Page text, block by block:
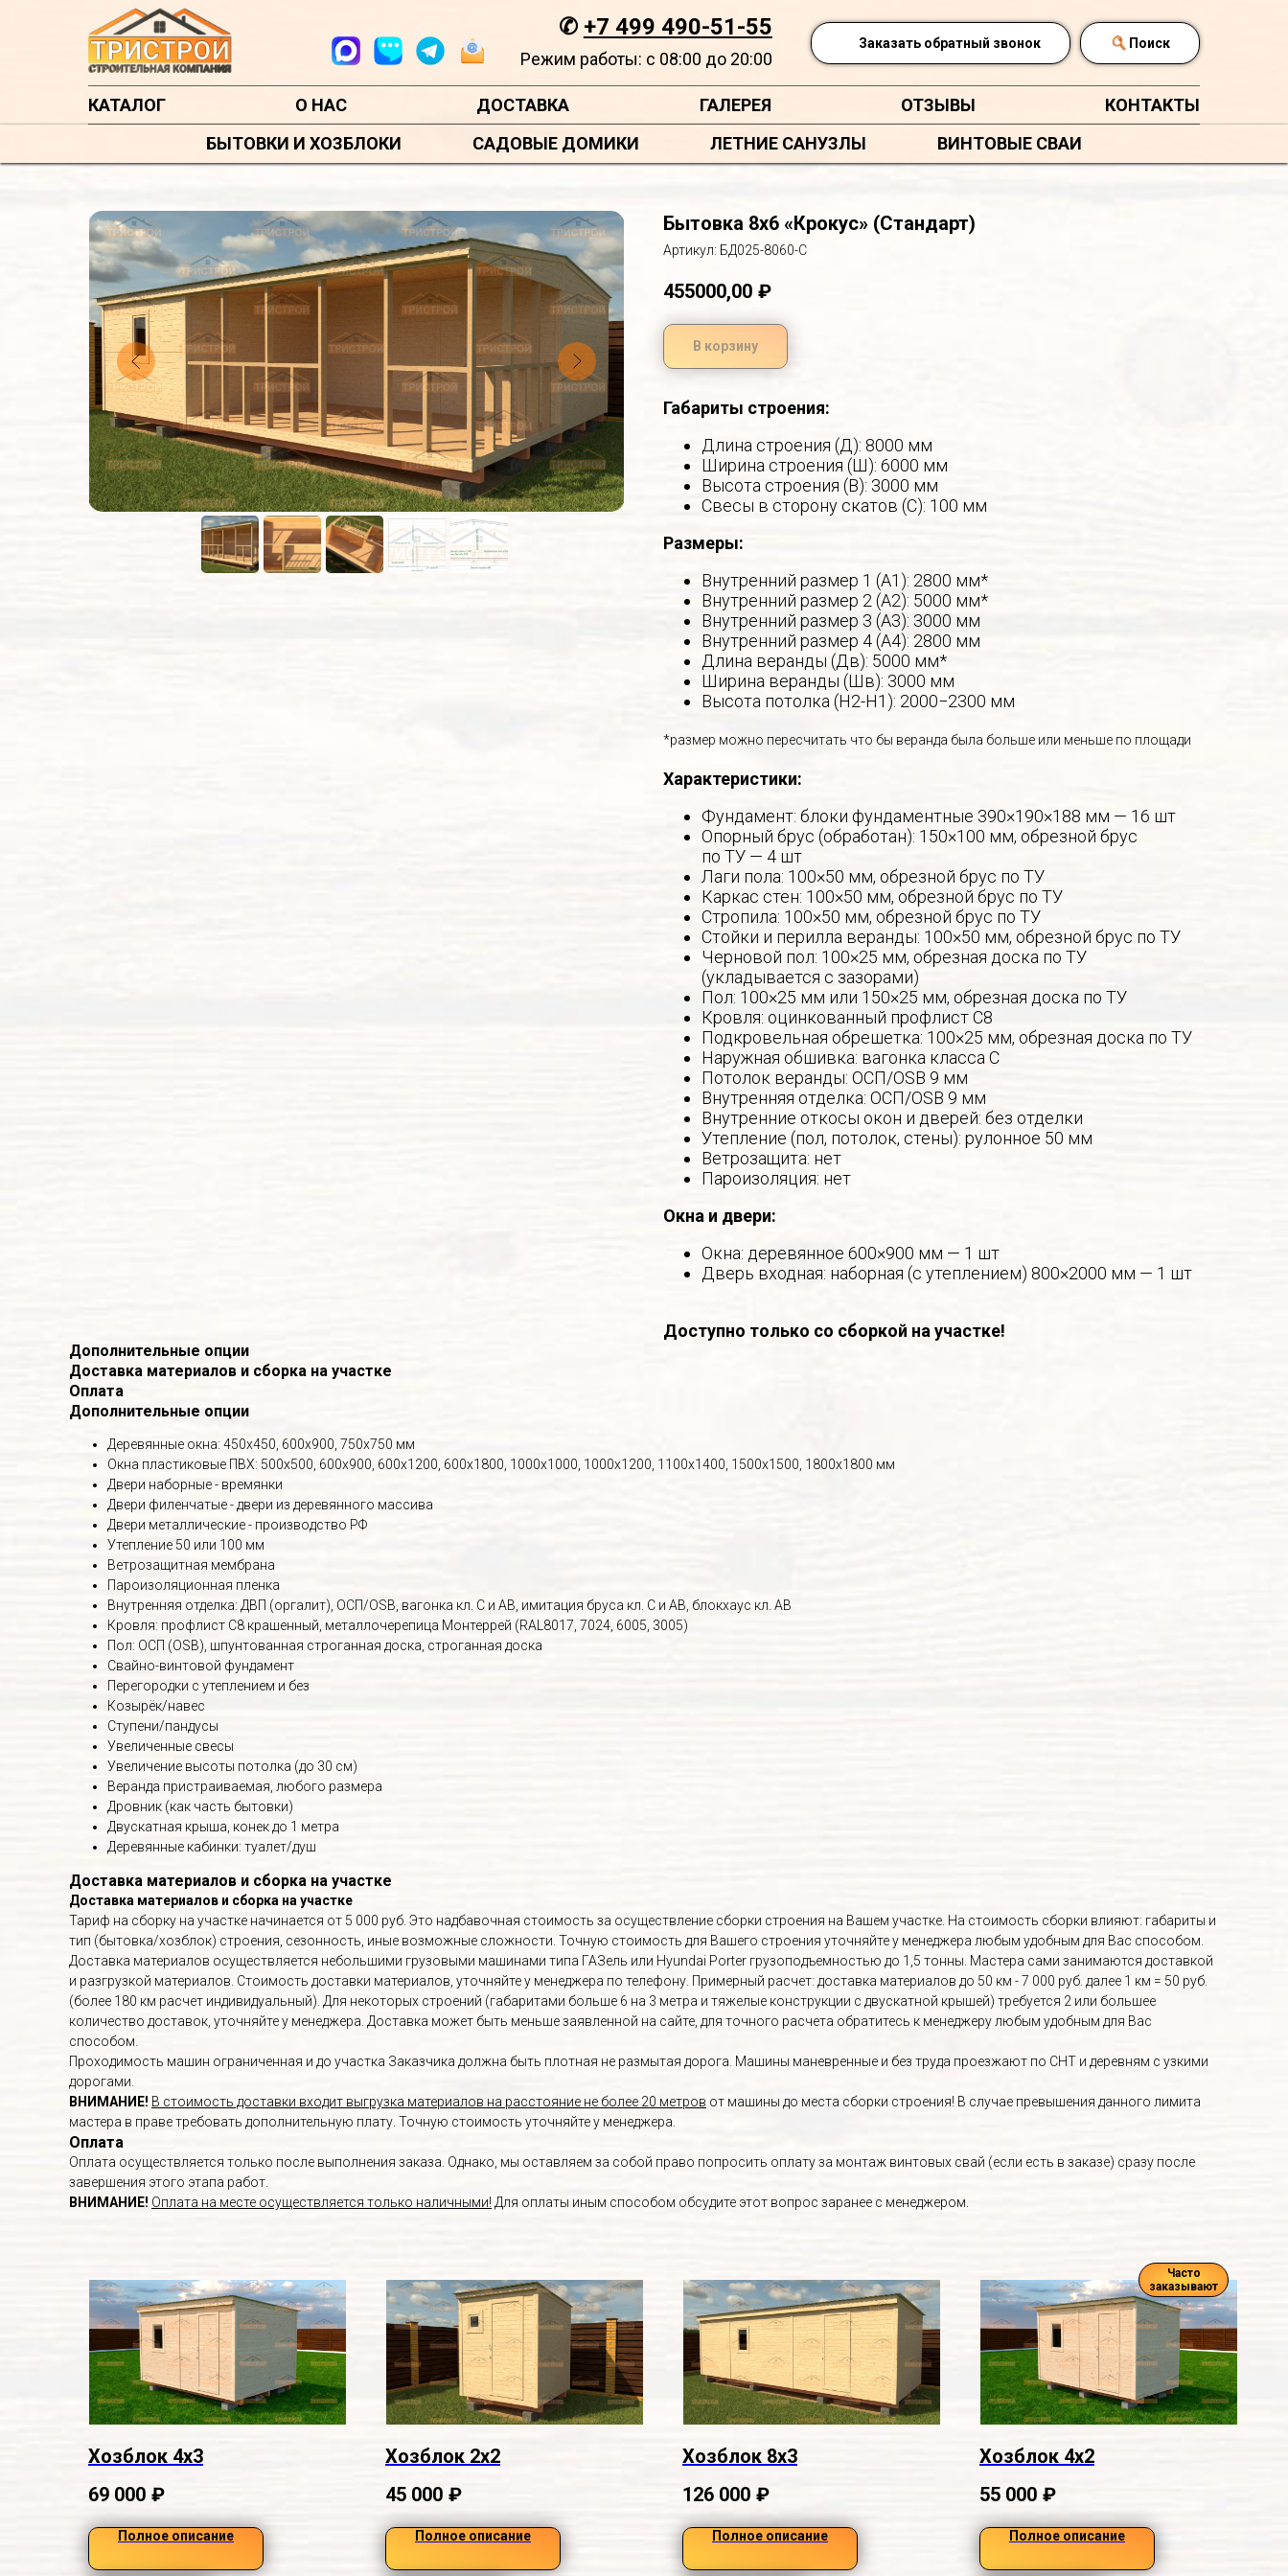
✆ +7 499 490-51-55
Режим работы: с 08:00 до 20:00
Заказать обратный звонок Поиск
КАТАЛОГ О НАС ДОСТАВКА ГАЛЕРЕЯ ОТЗЫВЫ
КОНТАКТЫ
БЫТОВКИ И ХОЗБЛОКИ
САДОВЫЕ ДОМИКИ ЛЕТНИЕ САНУЗЛЫ ВИНТОВЫЕ СВАИ
Бытовка 8х6 «Крокус» (Стандарт)
Артикул: БД025-8060-С
455000,00 ₽
В корзину
Габариты строения:
Длина строения (Д): 8000 мм
Ширина строения (Ш): 6000 мм
Высота строения (В): 3000 мм
Свесы в сторону скатов (С): 100 мм
Размеры:
Внутренний размер 1 (А1): 2800 мм*
Внутренний размер 2 (А2): 5000 мм*
Внутренний размер 3 (А3): 3000 мм
Внутренний размер 4 (А4): 2800 мм
Длина веранды (Дв): 5000 мм*
Ширина веранды (Шв): 3000 мм
Высота потолка (Н2-Н1): 2000−2300 мм
*размер можно пересчитать что бы веранда была больше или меньше по площади
Характеристики:
Фундамент: блоки фундаментные 390×190×188 мм — 16 шт
Опорный брус (обработан): 150×100 мм, обрезной брус
по ТУ — 4 шт
Лаги пола: 100×50 мм, обрезной брус по ТУ
Каркас стен: 100×50 мм, обрезной брус по ТУ
Стропила: 100×50 мм, обрезной брус по ТУ
Стойки и перилла веранды: 100×50 мм, обрезной брус по ТУ
Черновой пол: 100×25 мм, обрезная доска по ТУ
(укладывается с зазорами)
Пол: 100×25 мм или 150×25 мм, обрезная доска по ТУ
Кровля: оцинкованный профлист С8
Подкровельная обрешетка: 100×25 мм, обрезная доска по ТУ
Наружная обшивка: вагонка класса С
Потолок веранды: ОСП/OSB 9 мм
Внутренняя отделка: ОСП/OSB 9 мм
Внутренние откосы окон и дверей: без отделки
Утепление (пол, потолок, стены): рулонное 50 мм
Ветрозащита: нет
Пароизоляция: нет
Окна и двери:
Окна: деревянное 600×900 мм — 1 шт
Дверь входная: наборная (с утеплением) 800×2000 мм — 1 шт
Доступно только со сборкой на участке!
Дополнительные опции
Доставка материалов и сборка на участке
Оплата
Дополнительные опции
Деревянные окна: 450х450, 600х900, 750х750 мм
Окна пластиковые ПВХ: 500х500, 600х900, 600х1200, 600х1800, 1000х1000, 1000х1200, 1100х1400, 1500х1500, 1800х1800 мм
Двери наборные - времянки
Двери филенчатые - двери из деревянного массива
Двери металлические - производство РФ
Утепление 50 или 100 мм
Ветрозащитная мембрана
Пароизоляционная пленка
Внутренняя отделка: ДВП (оргалит), ОСП/OSB, вагонка кл. С и АВ, имитация бруса кл. С и АВ, блокхаус кл. АВ
Кровля: профлист С8 крашенный, металлочерепица Монтеррей (RAL8017, 7024, 6005, 3005)
Пол: ОСП (OSB), шпунтованная строганная доска, строганная доска
Свайно-винтовой фундамент
Перегородки с утеплением и без
Козырёк/навес
Ступени/пандусы
Увеличенные свесы
Увеличение высоты потолка (до 30 см)
Веранда пристраиваемая, любого размера
Дровник (как часть бытовки)
Двускатная крыша, конек до 1 метра
Деревянные кабинки: туалет/душ
Доставка материалов и сборка на участке
Доставка материалов и сборка на участке
Тариф на сборку на участке начинается от 5 000 руб. Это надбавочная стоимость за осуществление сборки строения на Вашем участке. На стоимость сборки влияют: габариты и
тип (бытовка/хозблок) строения, сезонность, иные возможные сложности. Точную стоимость для Вашего строения уточняйте у менеджера любым удобным для Вас способом.
Доставка материалов осуществляется небольшими грузовыми машинами типа ГАЗель или Hyundai Porter грузоподъемностью до 1,5 тонны. Мастера сами занимаются доставкой
и разгрузкой материалов. Стоимость доставки материалов, уточняйте у менеджера по телефону. Примерный расчет: доставка материалов до 50 км - 7 000 руб. далее 1 км = 50 руб.
(более 180 км расчет индивидуальный). Для некоторых строений (габаритами больше 6 на 3 метра и тяжелые конструкции с двускатной крышей) требуется 2 или большее
количество доставок, уточняйте у менеджера. Доставка может быть меньше заявленной на сайте, для точного расчета обратитесь к менеджеру любым удобным для Вас
способом.
Проходимость машин ограниченная и до участка Заказчика должна быть плотная не размытая дорога. Машины маневренные и без труда проезжают по СНТ и деревням с узкими
дорогами.
ВНИМАНИЕ! В стоимость доставки входит выгрузка материалов на расстояние не более 20 метров от машины до места сборки строения! В случае превышения данного лимита
мастера в праве требовать дополнительную плату. Точную стоимость уточняйте у менеджера.
Оплата
Оплата осуществляется только после выполнения заказа. Однако, мы оставляем за собой право попросить оплату за монтаж винтовых свай (если есть в заказе) сразу после
завершения этого этапа работ.
ВНИМАНИЕ! Оплата на месте осуществляется только наличными! Для оплаты иным способом обсудите этот вопрос заранее с менеджером.
Хозблок 4х3
69 000 ₽
Полное описание
Хозблок 2х2
45 000 ₽
Полное описание
Хозблок 8х3
126 000 ₽
Полное описание
Часто
заказывают
Хозблок 4х2
55 000 ₽
Полное описание